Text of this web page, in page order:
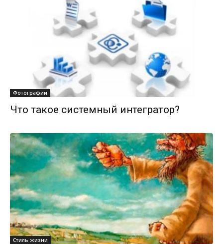
Фотографии
Что такое системный интегратор?
Стиль жизни